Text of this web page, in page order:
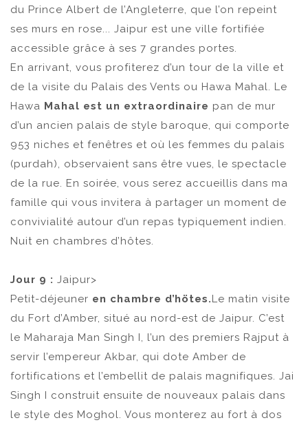
du Prince Albert de l’Angleterre, que l’on repeint
ses murs en rose... Jaipur est une ville fortifiée
accessible grâce à ses 7 grandes portes.
En arrivant, vous profiterez d’un tour de la ville et
de la visite du Palais des Vents ou Hawa Mahal. Le
Hawa Mahal est un extraordinaire pan de mur
d’un ancien palais de style baroque, qui comporte
953 niches et fenêtres et où les femmes du palais
(purdah), observaient sans être vues, le spectacle
de la rue. En soirée, vous serez accueillis dans ma
famille qui vous invitera à partager un moment de
convivialité autour d’un repas typiquement indien.
Nuit en chambres d’hôtes.
Jour 9 : Jaipur>
Petit-déjeuner en chambre d’hötes.Le matin visite
du Fort d’Amber, situé au nord-est de Jaipur. C’est
le Maharaja Man Singh I, l’un des premiers Rajput à
servir l’empereur Akbar, qui dote Amber de
fortifications et l’embellit de palais magnifiques. Jai
Singh I construit ensuite de nouveaux palais dans
le style des Moghol. Vous monterez au fort à dos